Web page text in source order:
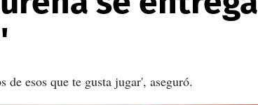
esos que te gusta jugar', aseguró.